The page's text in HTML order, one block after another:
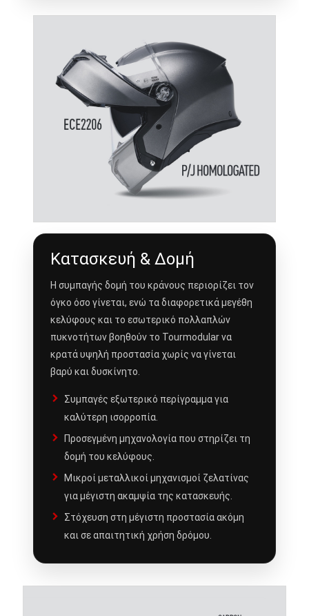
Κατασκευή & Δομή
Η συμπαγής δομή του κράνους περιορίζει τον
όγκο όσο γίνεται, ενώ τα διαφορετικά μεγέθη
κελύφους και το εσωτερικό πολλαπλών
πυκνοτήτων βοηθούν το Tourmodular να
κρατά υψηλή προστασία χωρίς να γίνεται
βαρύ και δυσκίνητο.
Συμπαγές εξωτερικό περίγραμμα για
καλύτερη ισορροπία.
Προσεγμένη μηχανολογία που στηρίζει τη
δομή του κελύφους.
Μικροί μεταλλικοί μηχανισμοί ζελατίνας
για μέγιστη ακαμψία της κατασκευής.
Στόχευση στη μέγιστη προστασία ακόμη
και σε απαιτητική χρήση δρόμου.